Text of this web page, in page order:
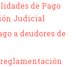
de Pago
Judicial
a deudores de
reglamentación